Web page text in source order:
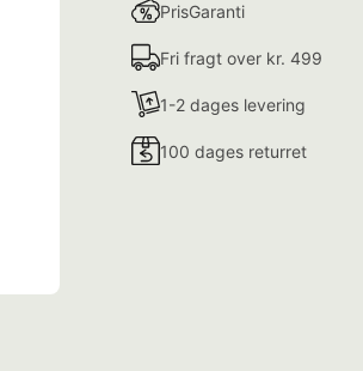
PrisGaranti
Fri fragt over kr. 499
1-2 dages levering
100 dages returret